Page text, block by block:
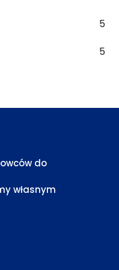
5
5
do
własnym